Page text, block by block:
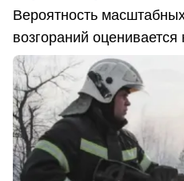
Вероятность
возгораний оценивается